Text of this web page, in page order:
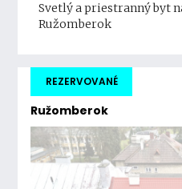
Svetlý a priestranný byt
Ružomberok
Ružomberok
REZERVOVANÉ